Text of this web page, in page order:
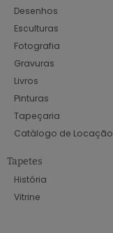
Desenhos
Esculturas
Fotografia
Gravuras
Livros
Pinturas
Tapeçaria
Catálogo de Locação
Tapetes
História
Vitrine